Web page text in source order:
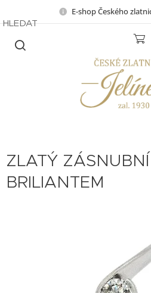
E-shop Českého
HLEDAT
ZLATÝ
BRILIANTEM